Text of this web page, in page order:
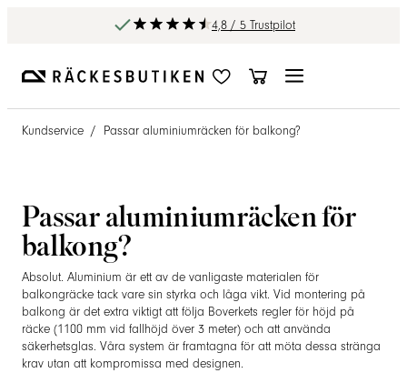
4,8 / 5 Trustpilot
Kundservice / Passar aluminiumräcken för balkong?
Passar aluminiumräcken för
balkong?
Absolut. Aluminium är ett av de vanligaste materialen för
balkongräcke tack vare sin styrka och låga vikt. Vid montering på
balkong är det extra viktigt att följa Boverkets regler för höjd på
räcke (1100 mm vid fallhöjd över 3 meter) och att använda
säkerhetsglas. Våra system är framtagna för att möta dessa stränga
krav utan att kompromissa med designen.